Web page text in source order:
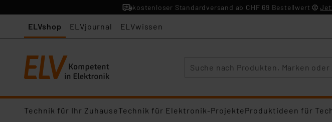
kostenloser Standardversand ab CHF 69 Bestellwert
ELVshop ELVjournal ELVwissen
Technik für Ihr ZuhauseTechnik für Elektronik-ProjekteProduktideen für